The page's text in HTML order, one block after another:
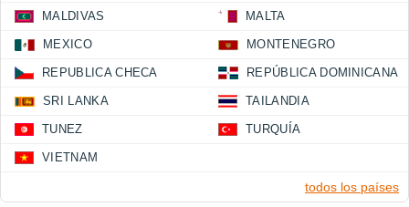
MALDIVAS MALTA
MEXICO MONTENEGRO
REPUBLICA CHECA REPÚBLICA DOMINICANA
SRI LANKA TAILANDIA
TUNEZ TURQUÍA
VIETNAM
todos los países